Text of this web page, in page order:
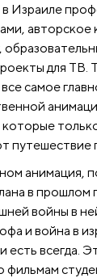
в Израиле
авторское
для ТВ.
самое
путешествие
анимация,
в прошлом
войны в
и война в
есть всегда.
фильмам